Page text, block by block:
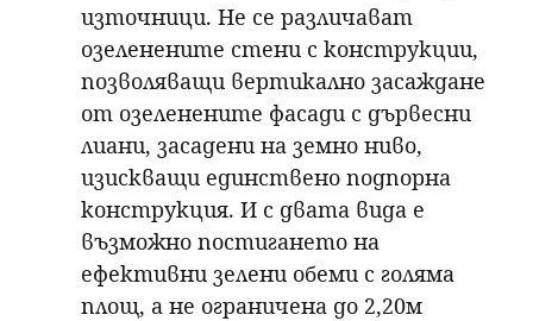
източници. Не се различават
озеленените стени с конструкции,
позволяващи вертикално засаждане
от озеленените фасади с дървесни
лиани, засадени на земно ниво,
изискващи единствено подпорна
конструкция. И с двата вида е
възможно постигането на
ефективни зелени обеми с голяма
площ, а не ограничена до 2,20м